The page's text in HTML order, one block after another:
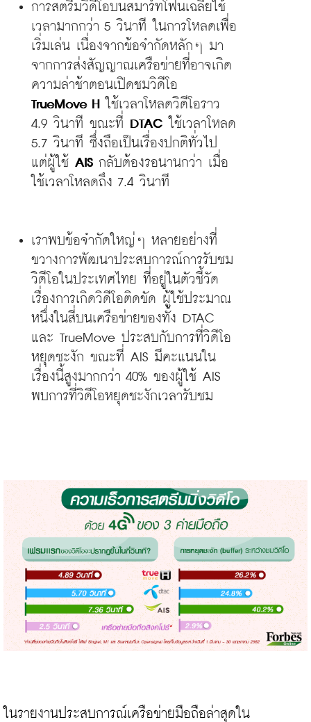
การสตรีมวิดีโอบนสมาร์ทโฟนเฉลี่ยใช้
เวลามากกว่า 5 วินาที ในการโหลดเพื่อ
เริ่มเล่น เนื่องจากข้อจำกัดหลักๆ มา
จากการส่งสัญญาณเครือข่ายที่อาจเกิด
TrueMove H
ใช้เวลาโหลดวิดีโอราว
4.9 วินาที ขณะที่ DTAC ใช้เวลาโหลด
5.7 วินาที ซึ่งถือเป็นเรื่องปกติทั่วไป
แต่ผู้ใช้ AIS กลับต้องรอนานกว่า เมื่อ
ใช้เวลาโหลดถึง 7.4 วินาที
เราพบข้อจำกัดใหญ่ๆ หลายอย่างที่
ขวางการพัฒนาประสบการณ์การรับชม
วิดีโอในประเทศไทย ที่อยู่ในตัวชี้วัด
เรื่องการเกิดวิดีโอติดขัด ผู้ใช้ประมาณ
หนึ่งในสี่บนเครือข่ายของทั้ง DTAC
และ TrueMove ประสบกับการที่วิดีโอ
หยุดชะงัก ขณะที่ AIS มีคะแนนใน
เรื่องนี้สูงมากกว่า 40% ของผู้ใช้ AIS
พบการที่วิดีโอหยุดชะงักเวลารับชม
ในรายงานประสบการณ์เครือข่ายมือถือล่าสุดใน